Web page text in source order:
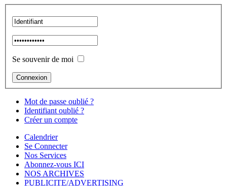
Se souvenir de moi
Mot de passe oublié ?
Identifiant oublié ?
Créer un compte
Calendrier
Se Connecter
Nos Services
Abonnez-vous ICI
NOS ARCHIVES
PUBLICITE/ADVERTISING